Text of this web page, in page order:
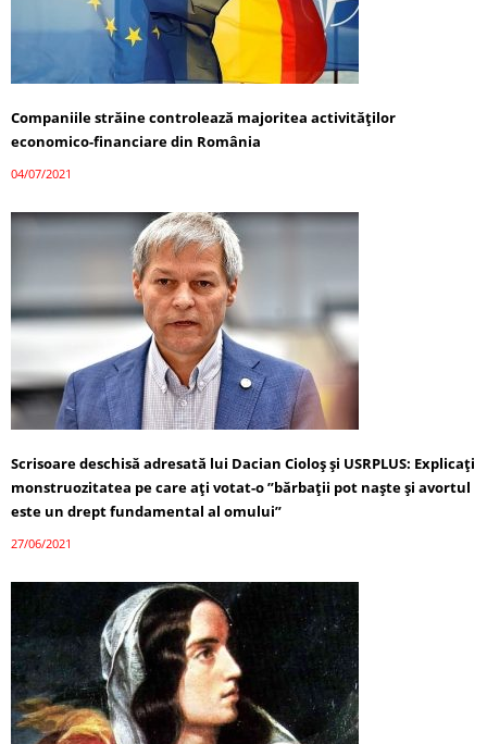
Companiile străine controlează majoritea activităților
economico-financiare din România
04/07/2021
Scrisoare deschisă adresată lui Dacian Cioloș și USRPLUS: Explicați
monstruozitatea pe care ați votat-o ”bărbații pot naște și avortul
este un drept fundamental al omului”
27/06/2021